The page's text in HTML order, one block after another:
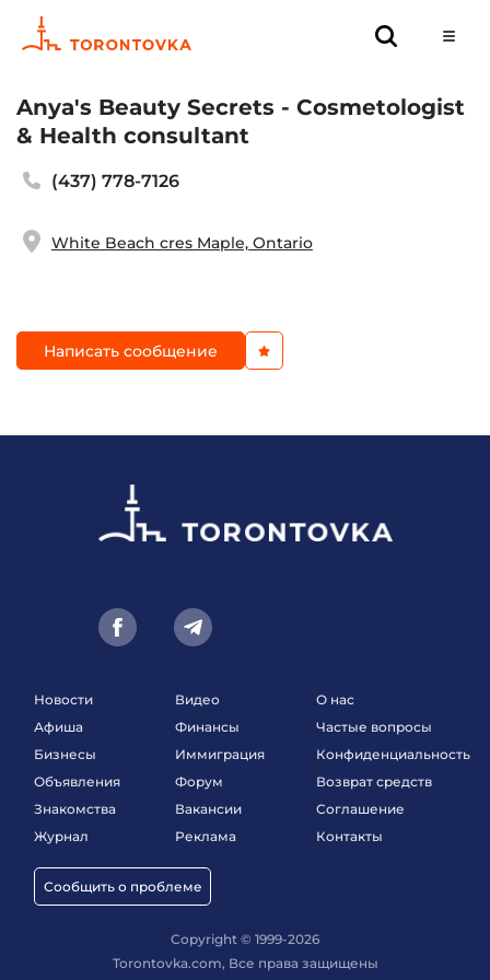
Anya's Beauty Secrets - Cosmetologist
& Health consultant
(437) 778-7126
White Beach cres Maple, Ontario
Написать сообщение
Новости
Афиша
Бизнесы
Объявления
Знакомства
Журнал
Сообщить о проблеме
Видео
Финансы
Иммиграция
Форум
Вакансии
Реклама
О нас
Частые вопросы
Конфиденциальность
Возврат средств
Соглашение
Контакты
Copyright © 1999-2026
Torontovka.com, Все права защищены